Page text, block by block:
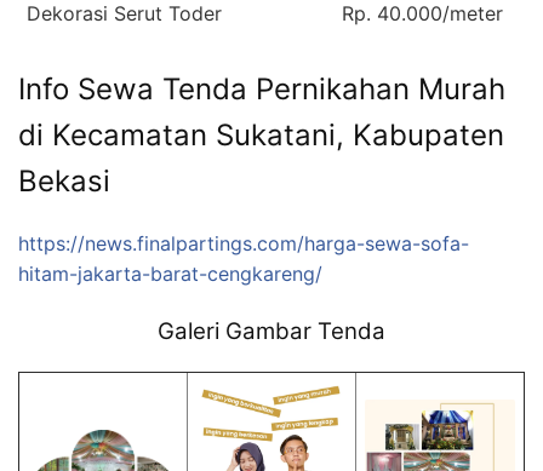
Dekorasi Serut Toder
Rp. 40.000/meter
Info Sewa Tenda Pernikahan Murah
di Kecamatan Sukatani, Kabupaten
Bekasi
https://news.finalpartings.com/harga-sewa-sofa-
hitam-jakarta-barat-cengkareng/
Galeri Gambar Tenda